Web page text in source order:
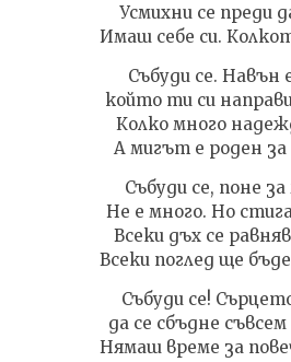
Усмихни се преди
Имаш себе си.
Събуди се. Навън
който ти си
Колко много
А мигът е роден за
Събуди се, поне
Не е много. Но
Всеки дъх се
Всеки поглед ще
Събуди се!
да се сбъдне
Нямаш време за